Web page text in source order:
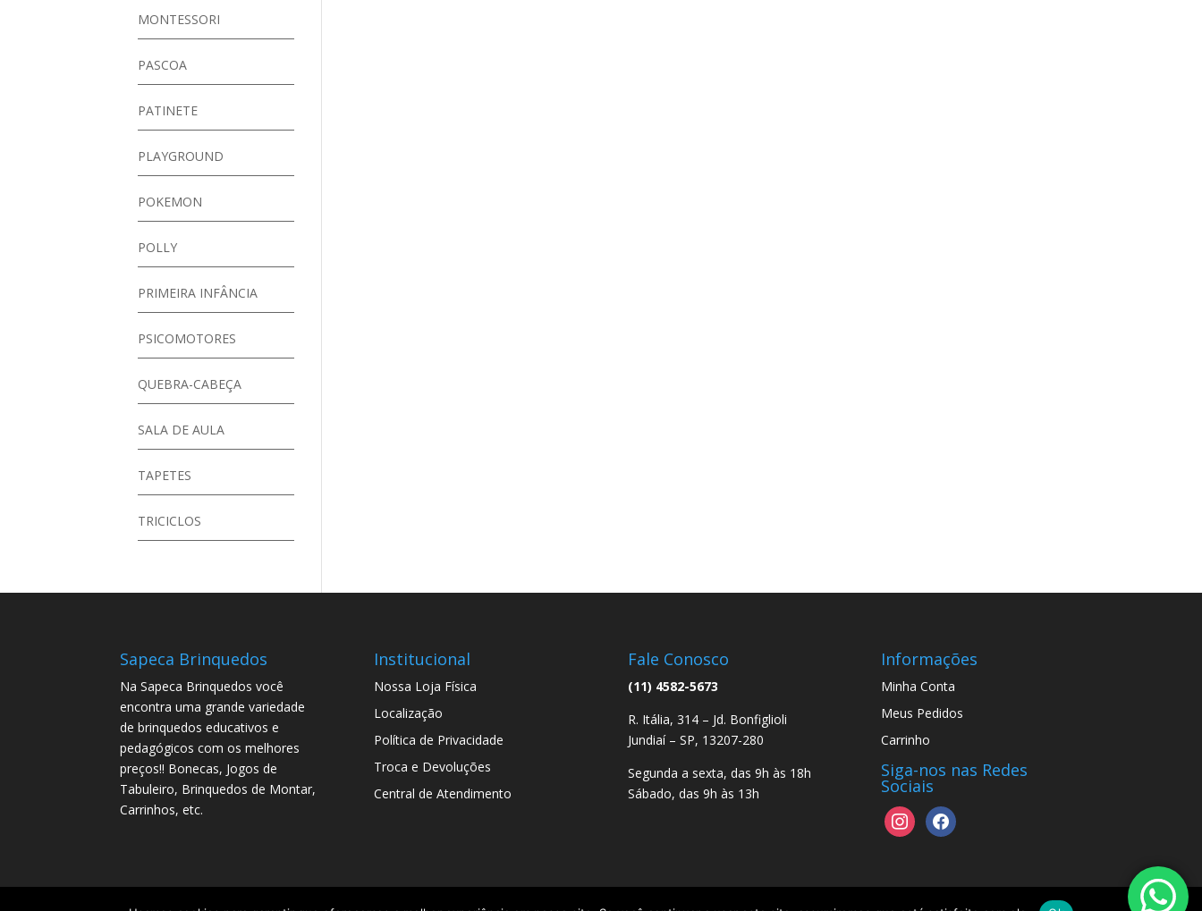
MONTESSORI
PASCOA
PATINETE
PLAYGROUND
POKEMON
POLLY
PRIMEIRA INFÂNCIA
PSICOMOTORES
QUEBRA-CABEÇA
SALA DE AULA
TAPETES
TRICICLOS
Sapeca Brinquedos
Na Sapeca Brinquedos você
encontra uma grande variedade
de brinquedos educativos e
pedagógicos com os melhores
preços!! Bonecas, Jogos de
Tabuleiro, Brinquedos de Montar,
Carrinhos, etc.
Institucional
Nossa Loja Física
Localização
Política de Privacidade
Troca e Devoluções
Central de Atendimento
Fale Conosco
(11) 4582-5673
R. Itália, 314 – Jd. Bonfiglioli
Jundiaí – SP, 13207-280
Segunda a sexta, das 9h às 18h
Sábado, das 9h às 13h
Informações
Minha Conta
Meus Pedidos
Carrinho
Siga-nos nas Redes
Sociais
instagramfacebook